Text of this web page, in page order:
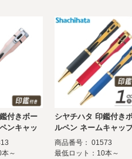
付きボー
ンキャッ
)
～
シヤチハタ 印鑑付き
ルペン ネームキャッ
スS(カラー )
商品番号： 01573
最低ロット：10本～